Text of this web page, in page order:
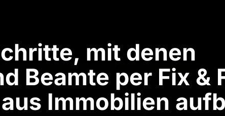
mit denen
Beamte per Fix &
Immobilien